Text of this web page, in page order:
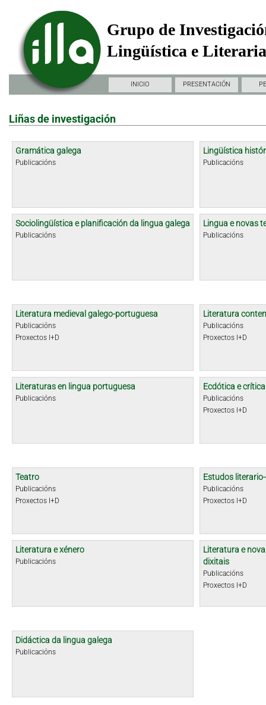
Grupo de
Lingüística e
INICIO PRESENTACIÓN
Liñas de investigación
Gramática galega
Publicacións
Lingüística
Publicacións
Sociolingüística e planificación da lingua galega
Publicacións
Lingua e novas
Publicacións
Literatura medieval galego-portuguesa
Publicacións
Proxectos I+D
Literatura
Publicacións
Proxectos I+D
Literaturas en lingua portuguesa
Publicacións
Ecdótica e
Publicacións
Proxectos I+D
Teatro
Publicacións
Proxectos I+D
Estudos
Publicacións
Proxectos I+D
Literatura e xénero
Publicacións
Literatura e
dixitais
Publicacións
Proxectos I+D
Didáctica da lingua galega
Publicacións